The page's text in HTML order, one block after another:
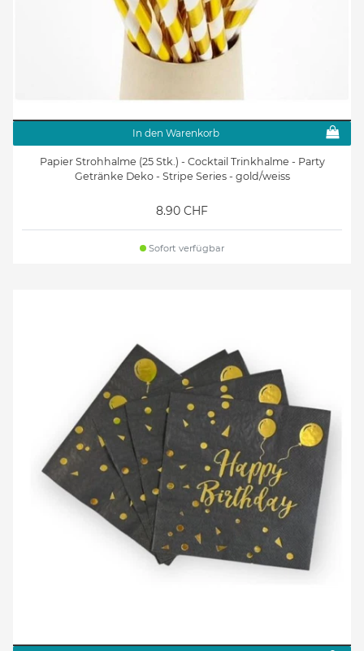
In den Warenkorb
Papier Strohhalme (25 Stk.) - Cocktail Trinkhalme - Party
Getränke Deko - Stripe Series - gold/weiss
8.90 CHF
Sofort verfügbar